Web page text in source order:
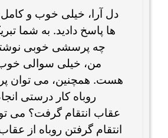
دل آرا، خیلی خوب و
ها پاسخ دادید. به شما
چه پرسشی خوبی
من، خیلی سوالی
هست. همچنین، می توان
روباه کار درستی
عقاب انتقام گرفت؟ می
انتقام گرفتن روباه از